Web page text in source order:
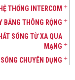
HỆ THỐNG INTERCOM
BĂNG THÔNG RỘNG
SÓNG TỪ XA QUA
MẠNG
CHUYÊN DỤNG